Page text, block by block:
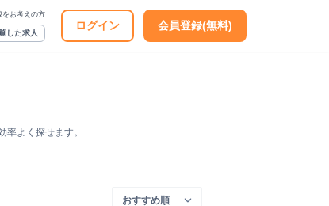
をお考えの方
した求人
ログイン 会員登録(無料)
よく探せます。